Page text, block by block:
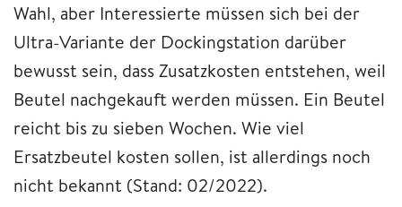
Wahl, aber Interessierte müssen sich bei der
Ultra-Variante der Dockingstation darüber
bewusst sein, dass Zusatzkosten entstehen, weil
Beutel nachgekauft werden müssen. Ein Beutel
reicht bis zu sieben Wochen. Wie viel
Ersatzbeutel kosten sollen, ist allerdings noch
nicht bekannt (Stand: 02/2022).